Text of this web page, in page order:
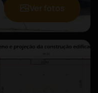
Ver fotos